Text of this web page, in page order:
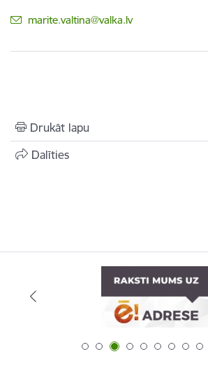
E-pasts:
marite.valtina@valka.lv
Drukāt lapu
Dalīties